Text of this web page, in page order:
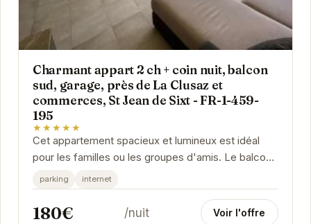
Charmant appart 2 ch + coin nuit, balcon
sud, garage, près de La Clusaz et
commerces, St Jean de Sixt - FR-1-459-
195
★★★★★
Cet appartement spacieux et lumineux est idéal
pour les familles ou les groupes d'amis. Le balcon
exposé sud offre une vue imprenable sur les...
parking internet
180€ /nuit Voir l'offre